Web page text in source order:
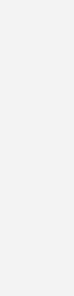
müsse deswegen
zur Druck- und
nicht vorhanden
der
Jahren
Köln
die
der Firma
wie vom
Entscheidend
sondern die
die
man
die früheren